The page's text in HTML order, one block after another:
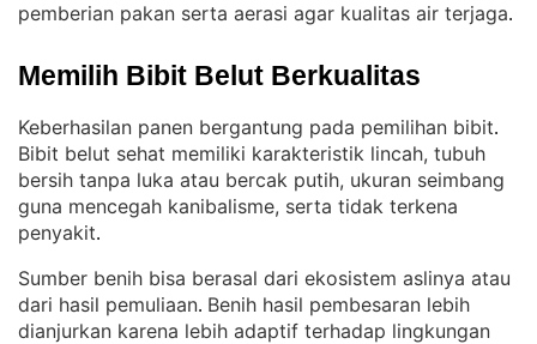
pemberian pakan serta aerasi agar kualitas air terjaga.
Memilih Bibit Belut Berkualitas
Keberhasilan panen bergantung pada pemilihan bibit
Bibit belut sehat memiliki karakteristik lincah, tubuh
bersih tanpa luka atau bercak putih, ukuran seimbang
guna mencegah kanibalisme, serta tidak terkena
penyakit.
Sumber benih bisa berasal dari ekosistem aslinya atau
dari hasil pemuliaan. Benih hasil pembesaran lebih
dianjurkan karena lebih adaptif terhadap lingkungan